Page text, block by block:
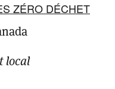
ZÉRO DÉCHET
local